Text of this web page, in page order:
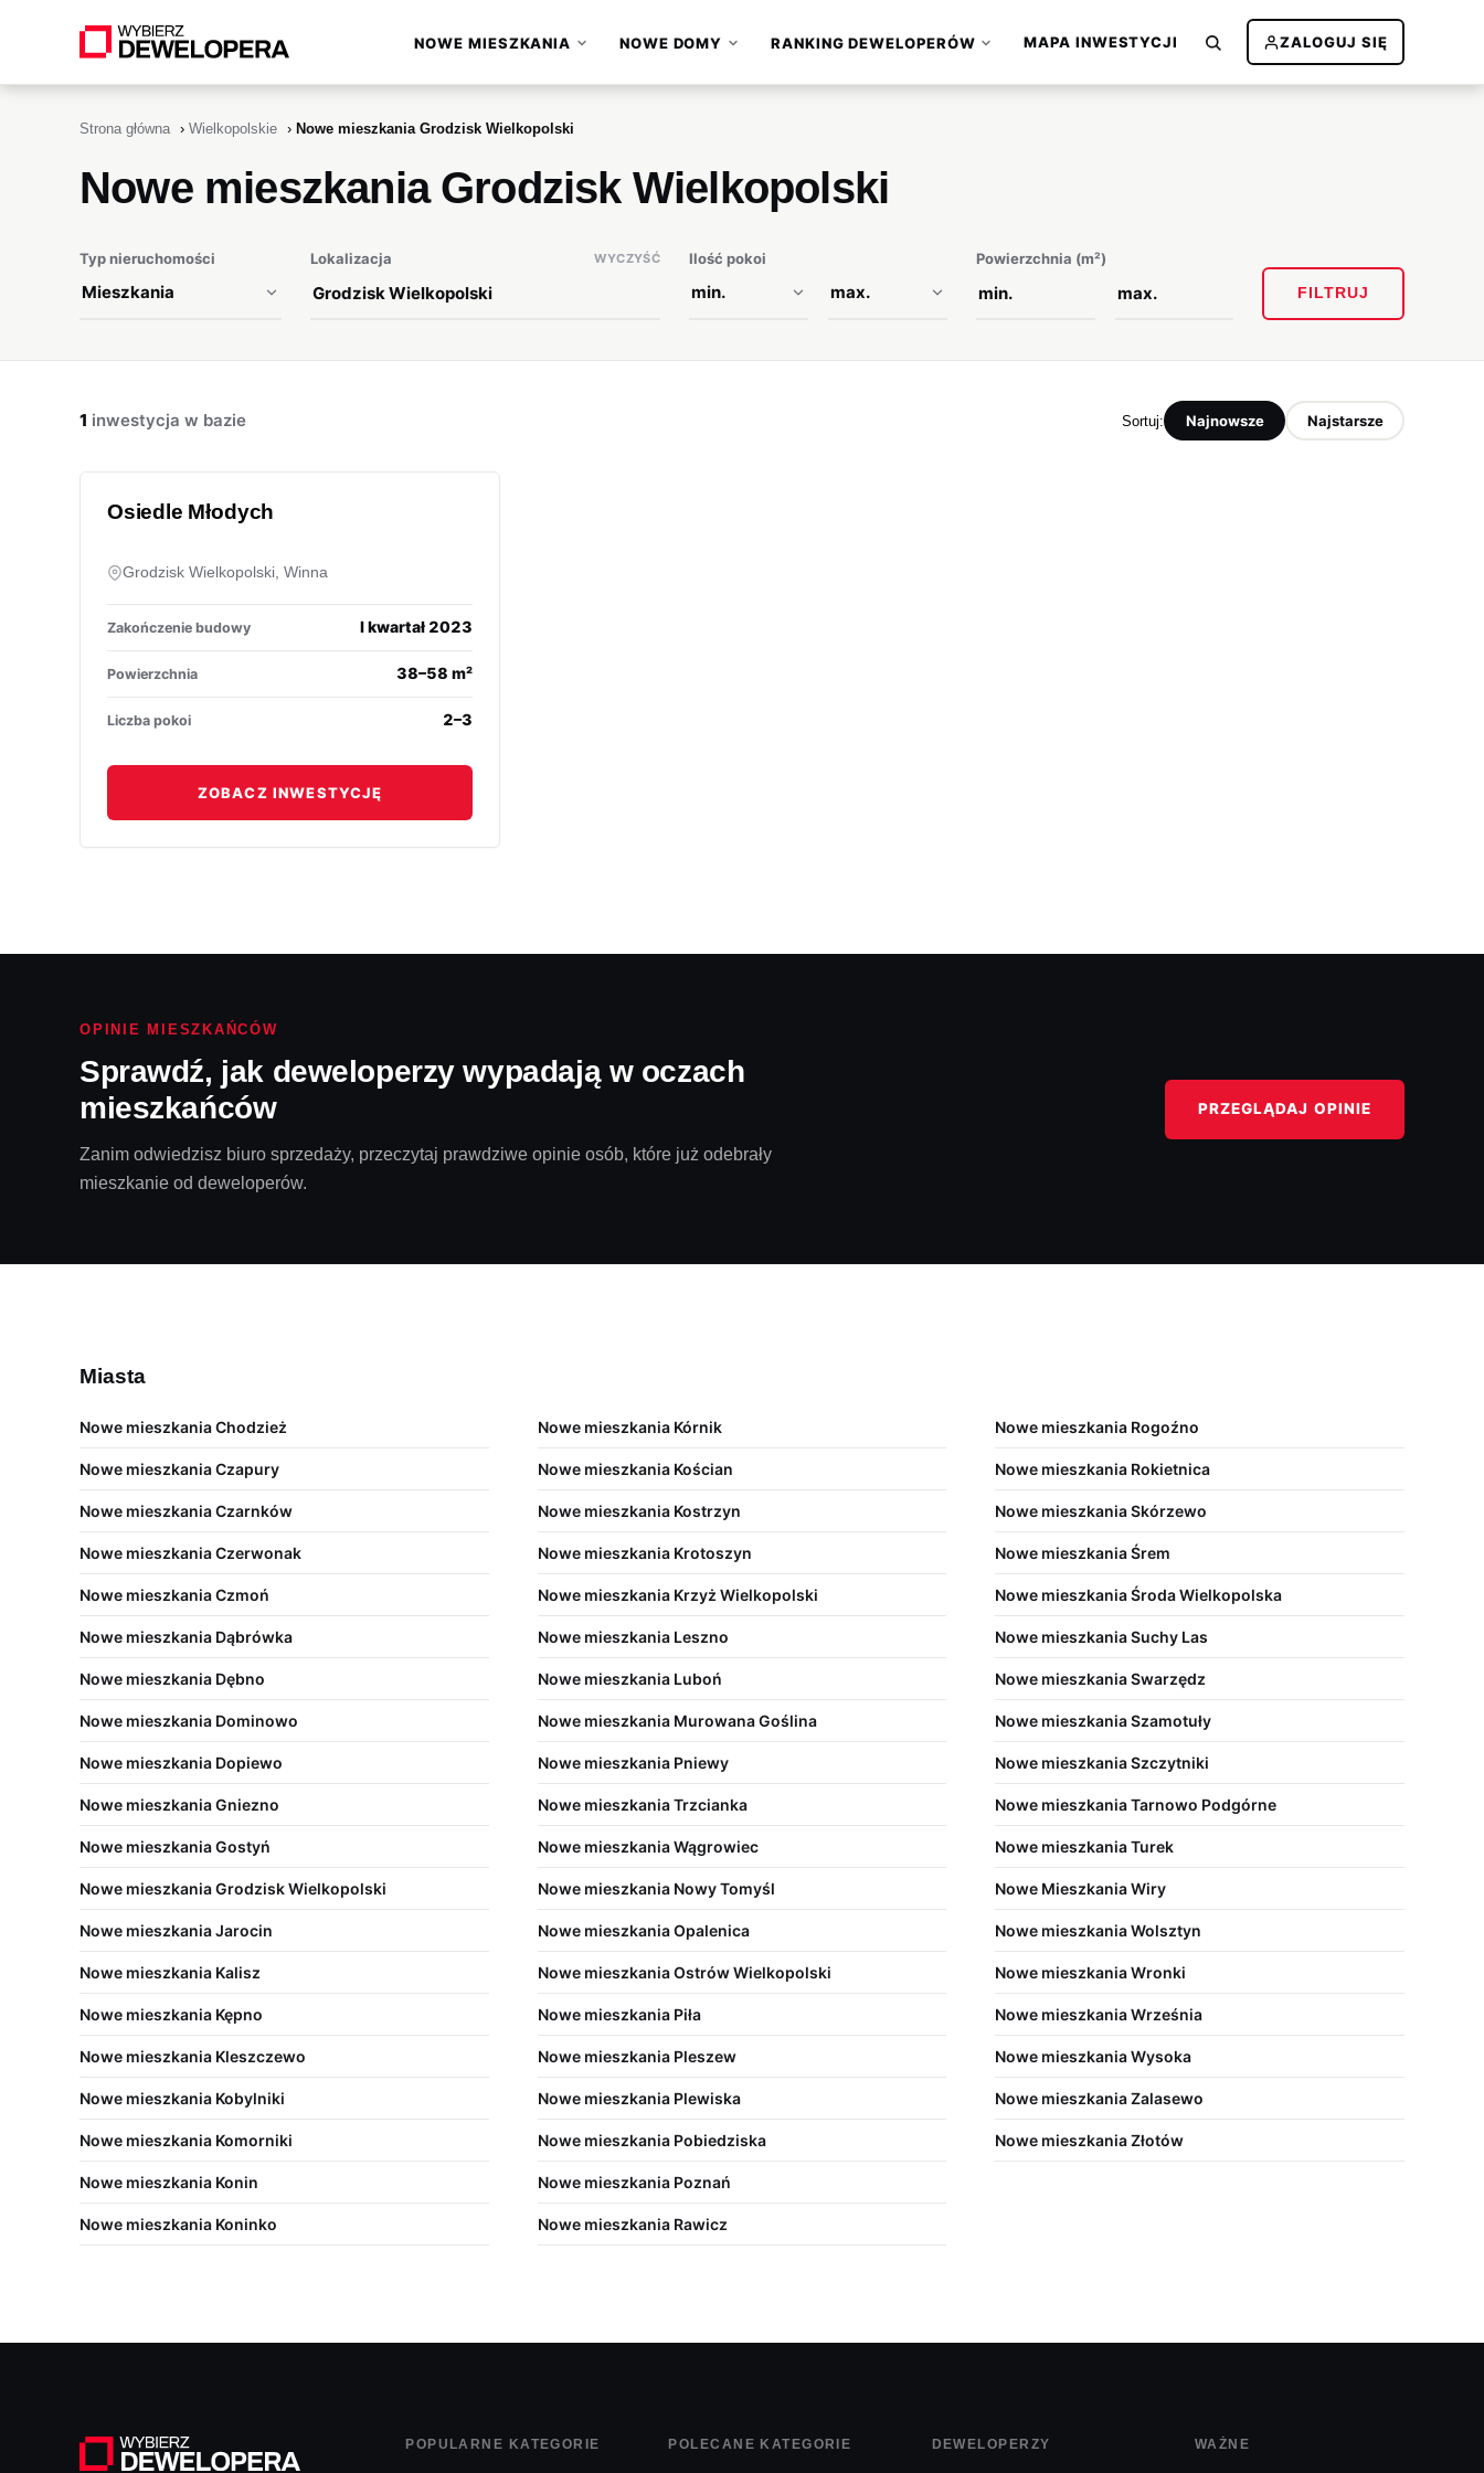
NOWE MIESZKANIA
▾ NOWE DOMY
▾ RANKING DEWELOPERÓW
▾ MAPA INWESTYCJI ZALOGUJ SIĘ
Strona główna › Wielkopolskie › Nowe mieszkania Grodzisk Wielkopolski
Nowe mieszkania Grodzisk Wielkopolski
Typ nieruchomości Lokalizacja WYCZYŚĆ Ilość pokoi Powierzchnia (m²)
FILTRUJ
1 inwestycja w bazie Sortuj: Najnowsze Najstarsze
Osiedle Młodych
Grodzisk Wielkopolski, Winna
Zakończenie budowy I kwartał 2023
Powierzchnia 38–58 m²
Liczba pokoi 2–3
ZOBACZ INWESTYCJĘ
OPINIE MIESZKAŃCÓW
Sprawdź, jak deweloperzy wypadają w oczach
mieszkańców
Zanim odwiedzisz biuro sprzedaży, przeczytaj prawdziwe opinie osób, które już odebrały
mieszkanie od deweloperów.
PRZEGLĄDAJ OPINIE
Miasta
Nowe mieszkania Chodzież
Nowe mieszkania Czapury
Nowe mieszkania Czarnków
Nowe mieszkania Czerwonak
Nowe mieszkania Czmoń
Nowe mieszkania Dąbrówka
Nowe mieszkania Dębno
Nowe mieszkania Dominowo
Nowe mieszkania Dopiewo
Nowe mieszkania Gniezno
Nowe mieszkania Gostyń
Nowe mieszkania Grodzisk Wielkopolski
Nowe mieszkania Jarocin
Nowe mieszkania Kalisz
Nowe mieszkania Kępno
Nowe mieszkania Kleszczewo
Nowe mieszkania Kobylniki
Nowe mieszkania Komorniki
Nowe mieszkania Konin
Nowe mieszkania Koninko
Nowe mieszkania Kórnik
Nowe mieszkania Kościan
Nowe mieszkania Kostrzyn
Nowe mieszkania Krotoszyn
Nowe mieszkania Krzyż Wielkopolski
Nowe mieszkania Leszno
Nowe mieszkania Luboń
Nowe mieszkania Murowana Goślina
Nowe mieszkania Pniewy
Nowe mieszkania Trzcianka
Nowe mieszkania Wągrowiec
Nowe mieszkania Nowy Tomyśl
Nowe mieszkania Opalenica
Nowe mieszkania Ostrów Wielkopolski
Nowe mieszkania Piła
Nowe mieszkania Pleszew
Nowe mieszkania Plewiska
Nowe mieszkania Pobiedziska
Nowe mieszkania Poznań
Nowe mieszkania Rawicz
Nowe mieszkania Rogoźno
Nowe mieszkania Rokietnica
Nowe mieszkania Skórzewo
Nowe mieszkania Śrem
Nowe mieszkania Środa Wielkopolska
Nowe mieszkania Suchy Las
Nowe mieszkania Swarzędz
Nowe mieszkania Szamotuły
Nowe mieszkania Szczytniki
Nowe mieszkania Tarnowo Podgórne
Nowe mieszkania Turek
Nowe Mieszkania Wiry
Nowe mieszkania Wolsztyn
Nowe mieszkania Wronki
Nowe mieszkania Września
Nowe mieszkania Wysoka
Nowe mieszkania Zalasewo
Nowe mieszkania Złotów
POPULARNE KATEGORIE POLECANE KATEGORIE DEWELOPERZY WAŻNE